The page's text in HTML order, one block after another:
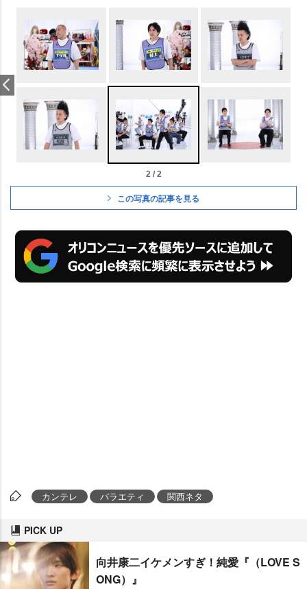
2 / 2
この写真の記事を見る
カンテレ バラエティ 関西ネタ
PICK UP
向井康二イケメンすぎ！純愛『（LOVE S
ONG）』